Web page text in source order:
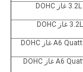
2007 أودي A6 Quattro Avant Wagon 4-door 3.2L 3123CC V6 غاز DOHC
2007 أودي A6 Quattro Base Sedan 4-Door 3.2L 3123CC V6 غاز DOHC